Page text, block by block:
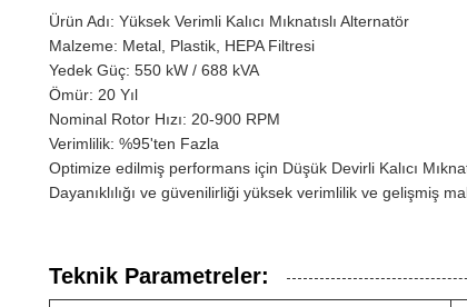
Ürün Adı: Yüksek Verimli Kalıcı Mıknatıslı Alternatör
Malzeme: Metal, Plastik, HEPA Filtresi
Yedek Güç: 550 kW / 688 kVA
Ömür: 20 Yıl
Nominal Rotor Hızı: 20-900 RPM
Verimlilik: %95'ten Fazla
Optimize edilmiş performans için Düşük Devirli Kalıcı
Dayanıklılığı ve güvenilirliği yüksek verimlilik ve gelişmiş
Teknik Parametreler: